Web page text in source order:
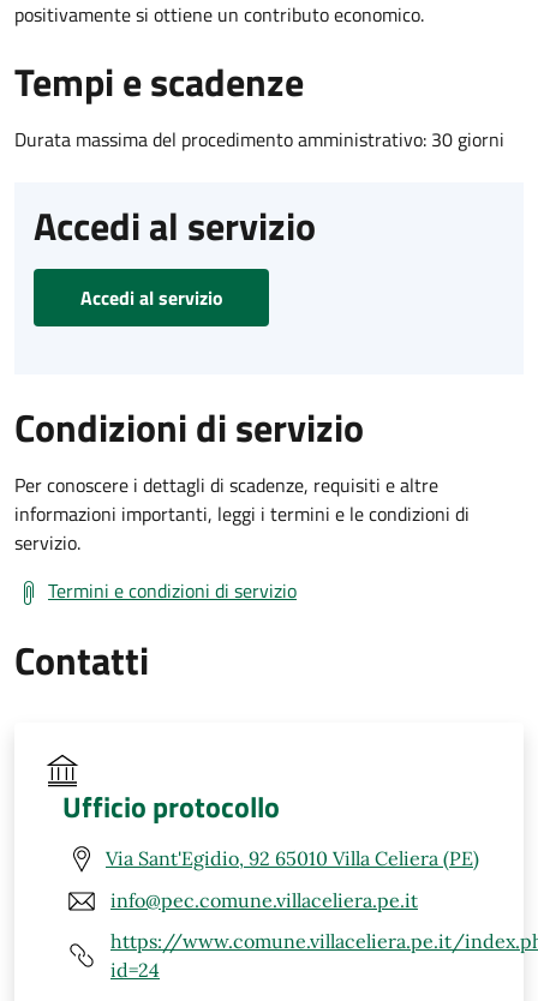
positivamente si ottiene un contributo economico.
Tempi e scadenze
Durata massima del procedimento amministrativo: 30 giorni
Accedi al servizio
Accedi al servizio
Condizioni di servizio
Per conoscere i dettagli di scadenze, requisiti e altre
informazioni importanti, leggi i termini e le condizioni di
servizio.
Termini e condizioni di servizio
Contatti
Ufficio protocollo
Via Sant'Egidio, 92 65010 Villa Celiera (PE)
info@pec.comune.villaceliera.pe.it
https://www.comune.villaceliera.pe.it/
id=24